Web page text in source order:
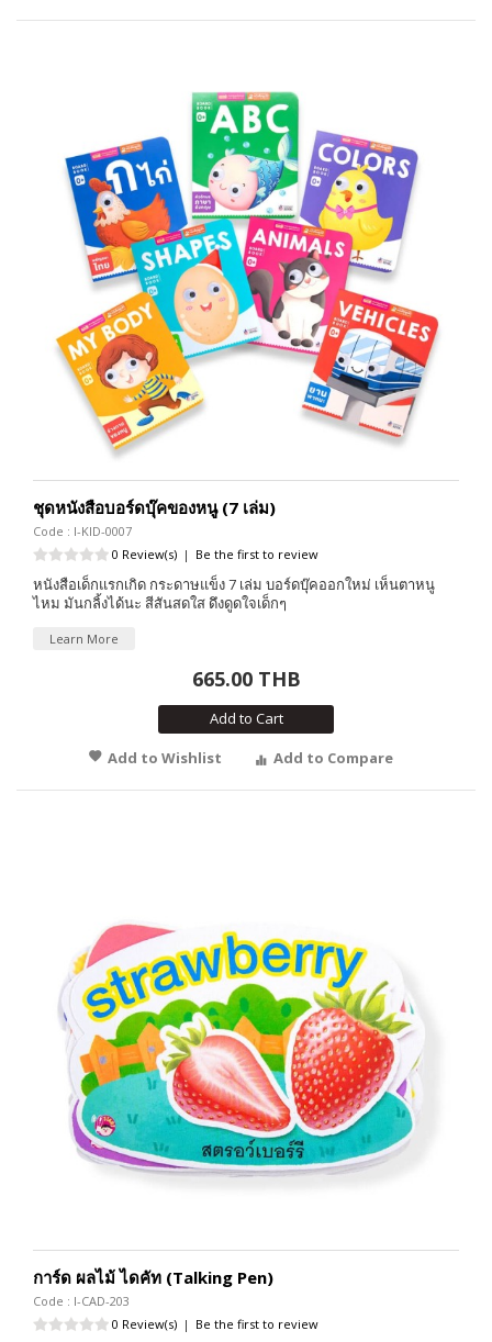
ชุดหนังสือบอร์ดบุ๊คของหนู (7 เล่ม)
Code : I-KID-0007
0 Review(s) | Be the first to review
หนังสือเด็กแรกเกิด กระดาษแข็ง 7 เล่ม บอร์ดบุ๊คออกใหม่ เห็นตาหนู
ไหม มันกลิ้งได้นะ สีสันสดใส ดึงดูดใจเด็กๆ
Learn More
665.00 THB
Add to Cart
Add to Wishlist
Add to Compare
การ์ด ผลไม้ ไดคัท (Talking Pen)
Code : I-CAD-203
0 Review(s) | Be the first to review